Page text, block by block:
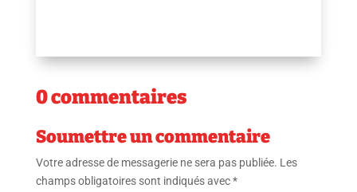
0 commentaires
Soumettre un commentaire
Votre adresse de messagerie ne sera pas publiée. Les
champs obligatoires sont indiqués avec*